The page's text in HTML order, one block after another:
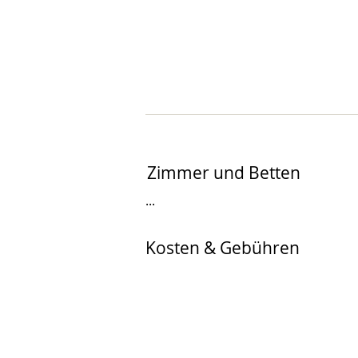
Zimmer und Betten
...
Kosten & Gebühren